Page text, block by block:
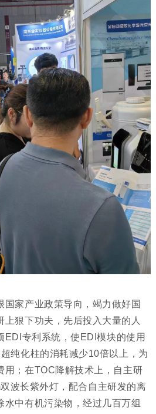
国家产业政策导向，竭力做好国
上狠下功夫，先后投入大量的人
EDI专利系统，使EDI模块的使用
纯化柱的消耗减少10倍以上，为
用；在TOC降解技术上，自主研
波长紫外灯，配合自主研发的离
水中有机污染物，经过几百万组